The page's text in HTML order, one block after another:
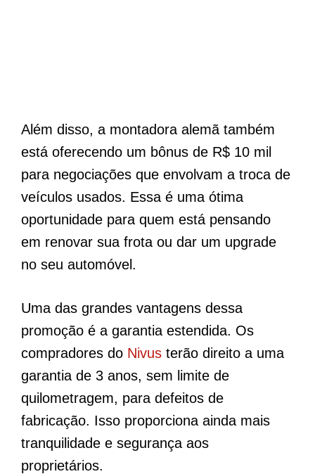
Além disso, a montadora alemã também
está oferecendo um bônus de R$ 10 mil
para negociações que envolvam a troca de
veículos usados. Essa é uma ótima
oportunidade para quem está pensando
em renovar sua frota ou dar um upgrade
no seu automóvel.
Uma das grandes vantagens dessa
promoção é a garantia estendida. Os
compradores do Nivus terão direito a uma
garantia de 3 anos, sem limite de
quilometragem, para defeitos de
fabricação. Isso proporciona ainda mais
tranquilidade e segurança aos
proprietários.